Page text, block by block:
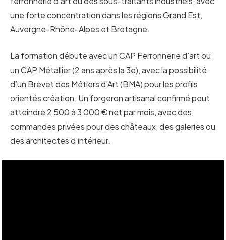
une forte concentration dans les régions Grand Est,
Auvergne-Rhône-Alpes et Bretagne.
La formation débute avec un CAP Ferronnerie d’art ou
un CAP Métallier (2 ans après la 3e), avec la possibilité
d’un Brevet des Métiers d’Art (BMA) pour les profils
orientés création. Un forgeron artisanal confirmé peut
atteindre 2 500 à 3 000 € net par mois, avec des
commandes privées pour des châteaux, des galeries ou
des architectes d’intérieur.